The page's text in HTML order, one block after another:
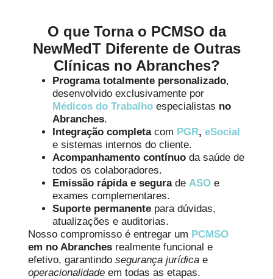
O que Torna o PCMSO da
NewMedT Diferente de Outras
Clínicas no Abranches?
Programa totalmente personalizado,
desenvolvido exclusivamente por
Médicos do Trabalho especialistas no
Abranches.
Integração completacom PGR,eSocial
e sistemas internos do cliente.
Acompanhamento contínuo da saúde de
todos os colaboradores.
Emissão rápida e segurade ASO e
exames complementares.
Suporte permanente para dúvidas,
atualizações e auditorias.
Nosso compromisso é entregar um PCMSO
em no Abranches realmente funcional e
efetivo, garantindosegurança jurídica e
operacionalidade em todas as etapas.